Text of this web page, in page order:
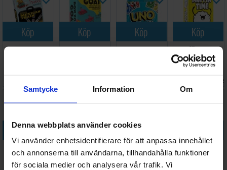
Samtycke Information Om
Denna webbplats använder cookies
Vi använder enhetsidentifierare för att anpassa innehållet
och annonserna till användarna, tillhandahålla funktioner
för sociala medier och analysera vår trafik. Vi
Köp
Mexican Train
Köp
Row Your
Köp
UNO Teams
Köp
Muffin Time
Partyspel
I
Köp
QuizNödig Ja
eller Nej
Köp
Go Fuck
Yourself -
Köp
69 A Naughty
Game For
Stad-Land-
Flod Block